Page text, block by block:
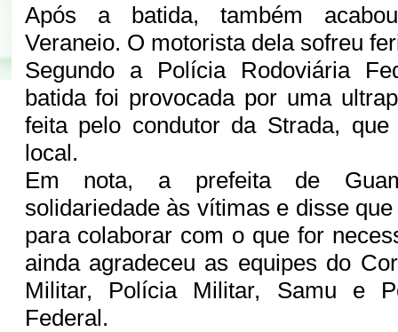
Após a batida, também
Veraneio. O motorista dela sofreu
Segundo a Polícia Rodoviária
batida foi provocada por uma
feita pelo condutor da Strada,
local.
Em nota, a prefeita de
solidariedade às vítimas e disse
para colaborar com o que for
ainda agradeceu as equipes do
Militar, Polícia Militar, Samu e
Federal.